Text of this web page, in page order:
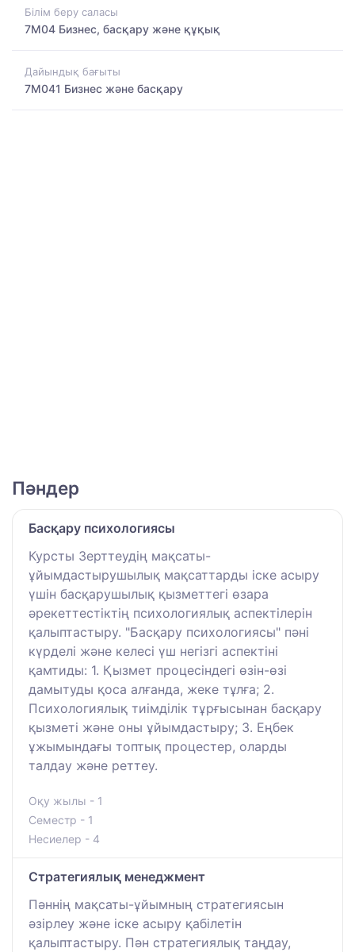
Білім беру саласы
7M04 Бизнес, басқару және құқық
Дайындық бағыты
7M041 Бизнес және басқару
Пәндер
Басқару психологиясы
Курсты Зерттеудің мақсаты-
ұйымдастырушылық мақсаттарды іске асыру
үшін басқарушылық қызметтегі өзара
әрекеттестіктің психологиялық аспектілерін
қалыптастыру. "Басқару психологиясы" пәні
күрделі және келесі үш негізгі аспектіні
қамтиды: 1. Қызмет процесіндегі өзін-өзі
дамытуды қоса алғанда, жеке тұлға; 2.
Психологиялық тиімділік тұрғысынан басқару
қызметі және оны ұйымдастыру; 3. Еңбек
ұжымындағы топтық процестер, оларды
талдау және реттеу.
Оқу жылы - 1
Семестр - 1
Несиелер - 4
Стратегиялық менеджмент
Пәннің мақсаты-ұйымның стратегиясын
әзірлеу және іске асыру қабілетін
қалыптастыру. Пән стратегиялық таңдау,